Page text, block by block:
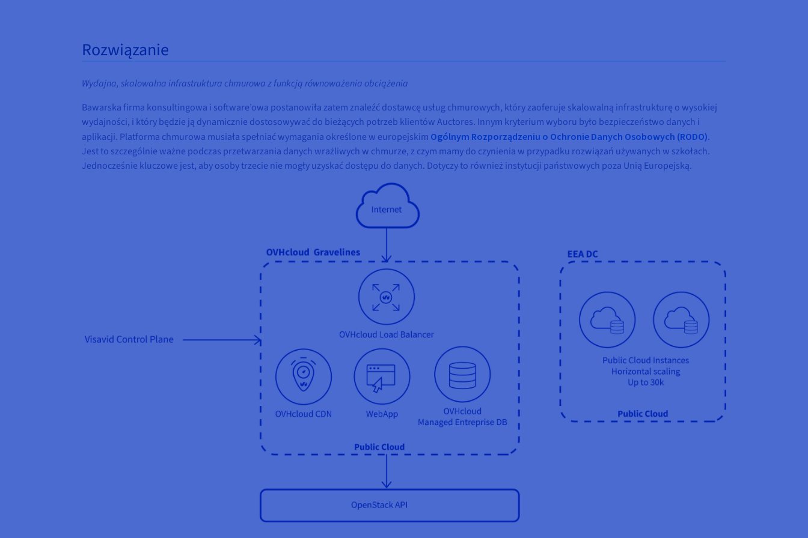
Rozwiązanie
Wydajna, skalowalna infrastruktura chmurowa z funkcją równoważenia obciążenia
Bawarska firma konsultingowa i software’owa postanowiła zatem znaleźć dostawcę usług chmurowych, który zaoferuje skalowalną infrastrukturę o wysokiej
wydajności, i który będzie ją dynamicznie dostosowywać do bieżących potrzeb klientów Auctores. Innym kryterium wyboru było bezpieczeństwo danych i
aplikacji. Platforma chmurowa musiała spełniać wymagania określone w europejskim Ogólnym Rozporządzeniu o Ochronie Danych Osobowych (RODO).
Jest to szczególnie ważne podczas przetwarzania danych wrażliwych w chmurze, z czym mamy do czynienia w przypadku rozwiązań używanych w szkołach.
Jednocześnie kluczowe jest, aby osoby trzecie nie mogły uzyskać dostępu do danych. Dotyczy to również instytucji państwowych poza Unią Europejską.